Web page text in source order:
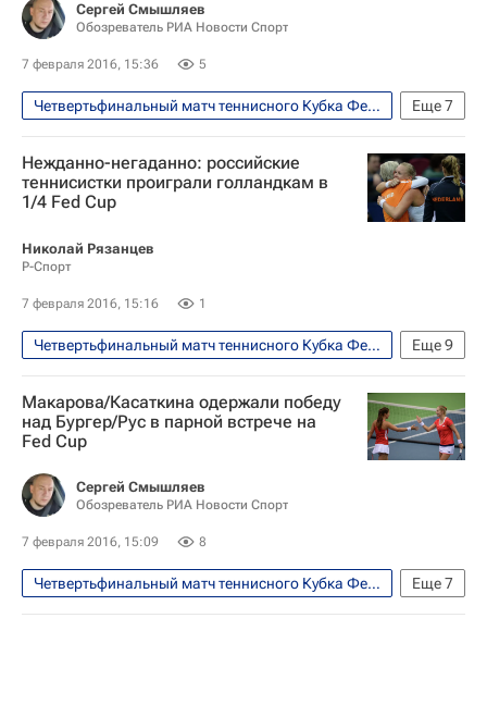
Сергей Смышляев
Обозреватель РИА Новости Спорт
7 февраля 2016, 15:36 5
Еще7
Четвертьфинальный матч теннисного Кубка Федерации между сборными России и Нидерландов, 6-7 февраля
Теннис
Спорт
Анастасия Мыскина
Кубок Билли Джин Кинг (Кубок Федераций)
Сборная России по теннису
Дарья Касаткина
Нежданно-негаданно: российские
теннисистки проиграли голландкам в
1/4 Fed Cup
Николай Рязанцев
Р-Спорт
7 февраля 2016, 15:16 1
Еще9
Четвертьфинальный матч теннисного Кубка Федерации между сборными России и Нидерландов, 6-7 февраля
Теннис
Спорт
Кубок Билли Джин Кинг (Кубок Федераций)
Сборная России по теннису
Дарья Касаткина
Светлана Кузнецова
Екатерина Макарова
Макарова/Касаткина одержали победу
над Бургер/Рус в парной встрече на
Fed Cup
Сергей Смышляев
Обозреватель РИА Новости Спорт
7 февраля 2016, 15:09 8
Еще7
Четвертьфинальный матч теннисного Кубка Федерации между сборными России и Нидерландов, 6-7 февраля
Теннис
Спорт